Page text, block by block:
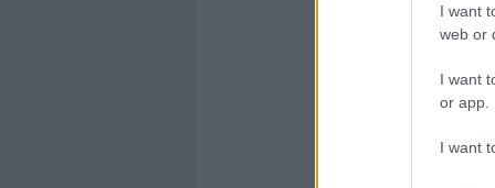
I want
web or
I want
or app.
I want